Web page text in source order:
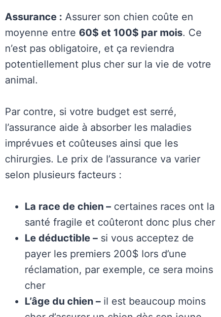
Assurance : Assurer son chien coûte en
moyenne entre 60$ et 100$ par mois. Ce
n’est pas obligatoire, et ça reviendra
potentiellement plus cher sur la vie de votre
animal.
Par contre, si votre budget est serré,
l’assurance aide à absorber les maladies
imprévues et coûteuses ainsi que les
chirurgies. Le prix de l’assurance va varier
selon plusieurs facteurs :
La race de chien – certaines races ont la
santé fragile et coûteront donc plus cher
Le déductible – si vous acceptez de
payer les premiers 200$ lors d’une
réclamation, par exemple, ce sera moins
cher
L’âge du chien – il est beaucoup moins